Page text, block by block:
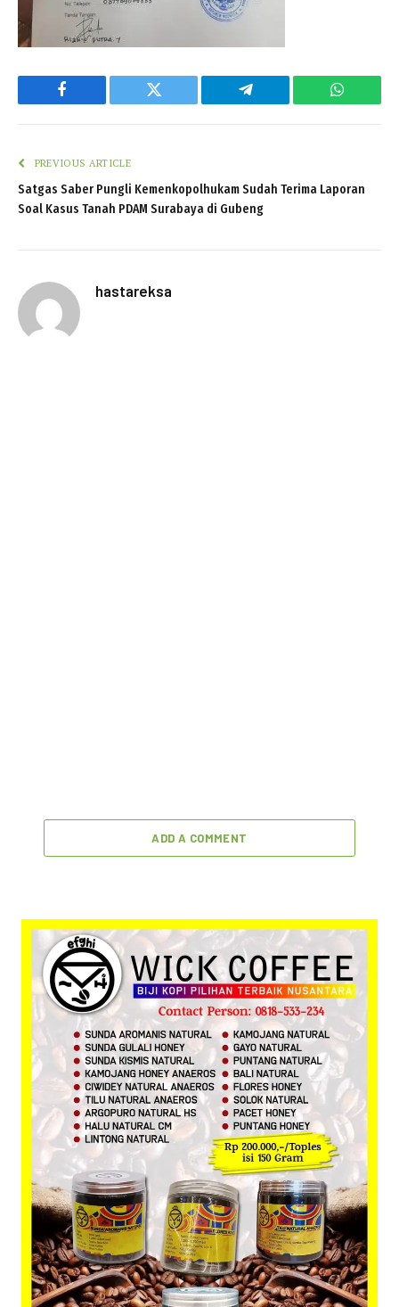
Facebook Twitter Telegram
PREVIOUS ARTICLE
Satgas Saber Pungli Kemenkopolhukam Sudah Terima Laporan
Soal Kasus Tanah PDAM Surabaya di Gubeng
hastareksa
ADD A COMMENT